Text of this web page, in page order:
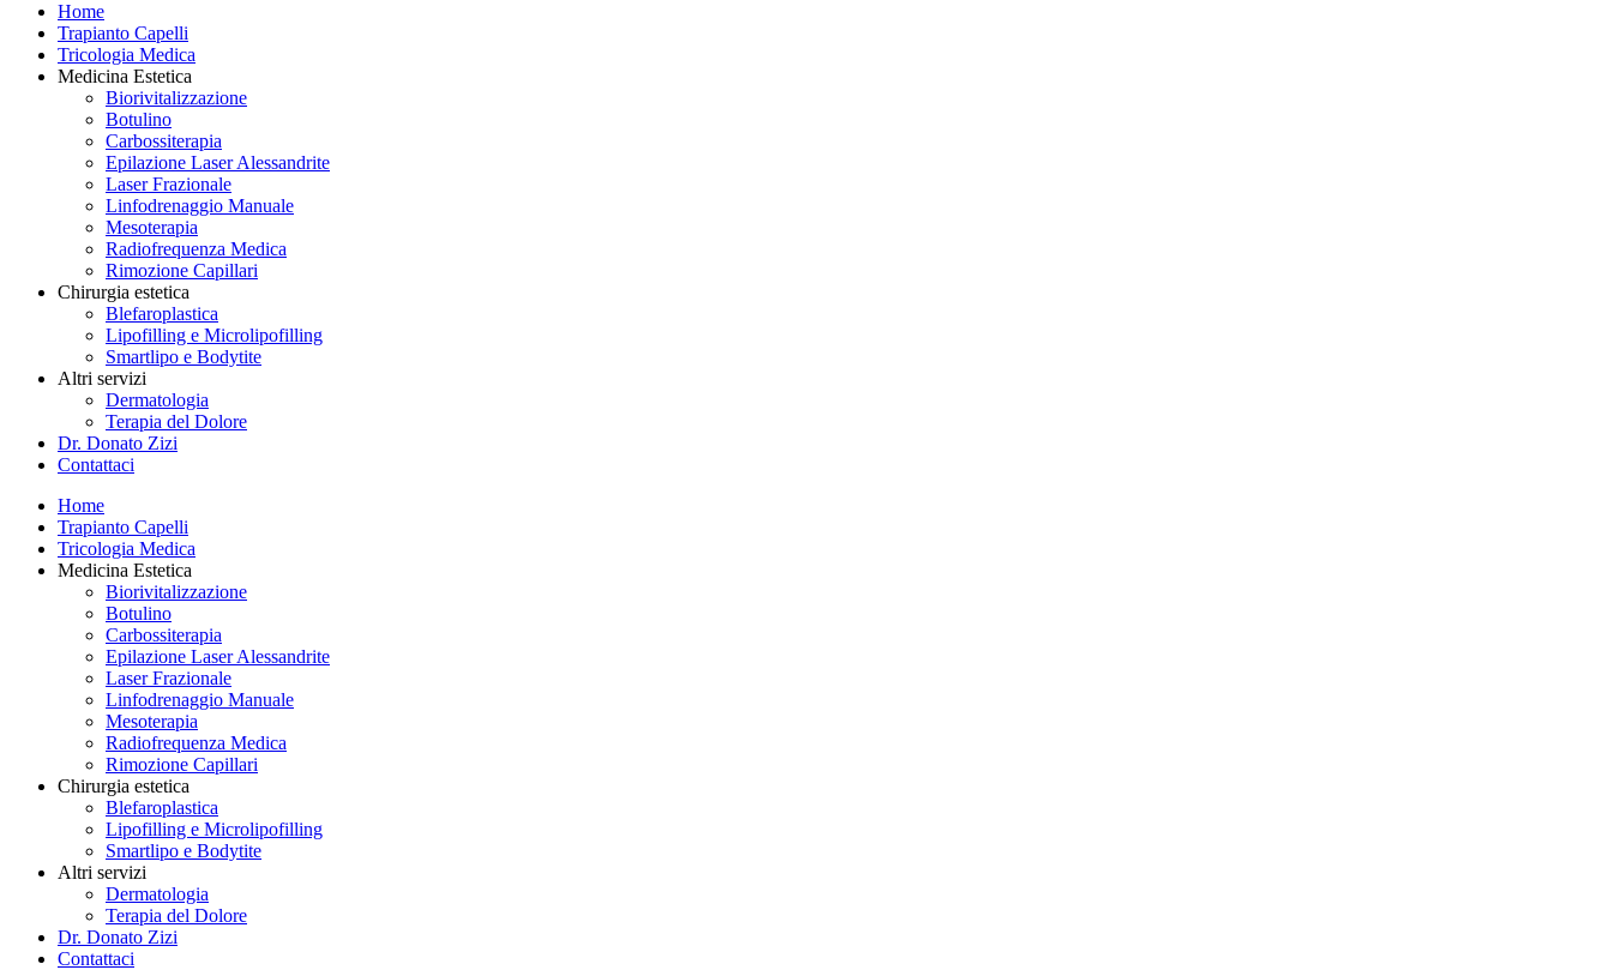
Home
Trapianto Capelli
Tricologia Medica
Medicina Estetica
Biorivitalizzazione
Botulino
Carbossiterapia
Epilazione Laser Alessandrite
Laser Frazionale
Linfodrenaggio Manuale
Mesoterapia
Radiofrequenza Medica
Rimozione Capillari
Chirurgia estetica
Blefaroplastica
Lipofilling e Microlipofilling
Smartlipo e Bodytite
Altri servizi
Dermatologia
Terapia del Dolore
Dr. Donato Zizi
Contattaci
Home
Trapianto Capelli
Tricologia Medica
Medicina Estetica
Biorivitalizzazione
Botulino
Carbossiterapia
Epilazione Laser Alessandrite
Laser Frazionale
Linfodrenaggio Manuale
Mesoterapia
Radiofrequenza Medica
Rimozione Capillari
Chirurgia estetica
Blefaroplastica
Lipofilling e Microlipofilling
Smartlipo e Bodytite
Altri servizi
Dermatologia
Terapia del Dolore
Dr. Donato Zizi
Contattaci